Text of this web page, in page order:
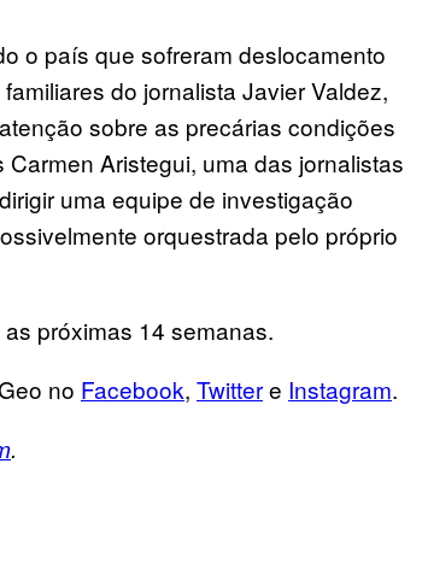
o país que sofreram deslocamento
do jornalista Javier Valdez,
sobre as precárias condições
Aristegui, uma das jornalistas
uma equipe de investigação
orquestrada pelo próprio
próximas 14 semanas.
no Facebook, Twittere Instagram.
.